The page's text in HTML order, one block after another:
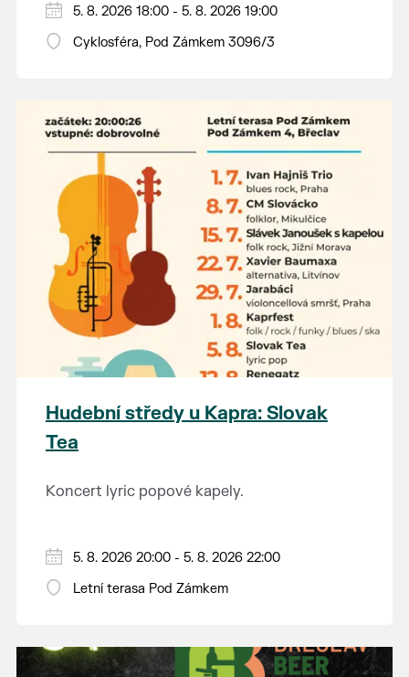
Hraje se jen za příznivého počasí.
Vstupné dobrovolné.
5. 8. 2026 18:00 - 5. 8. 2026 19:00
Cyklosféra, Pod Zámkem 3096/3
Hudební středy u Kapra: Slovak
Tea
Koncert lyric popové kapely.
5. 8. 2026 20:00 - 5. 8. 2026 22:00
Letní terasa Pod Zámkem